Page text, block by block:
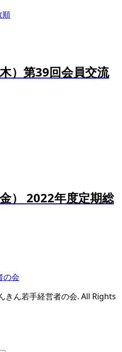
順
）第39回会員交流
） 2022年度定期総
きん若手経営者の会. All Rights